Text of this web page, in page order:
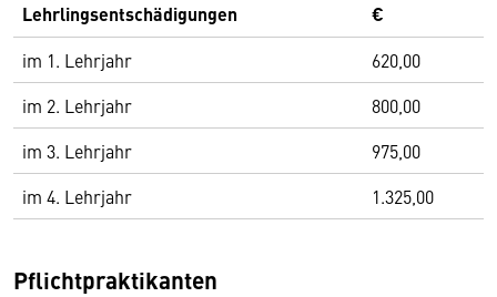
Lehrlingsentschädigungen €
im 1. Lehrjahr
620,00
im 2. Lehrjahr
800,00
im 3. Lehrjahr
975,00
im 4. Lehrjahr
1.325,00
Pflichtpraktikanten